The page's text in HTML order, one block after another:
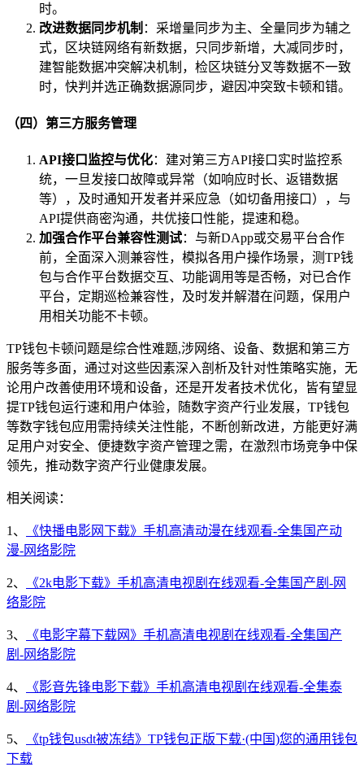
时。
改进数据同步机制 ：采增量同步为主、全量同步为辅之
式，区块链网络有新数据，只同步新增，大减同步时，
建智能数据冲突解决机制，检区块链分叉等数据不一致
时，快判并选正确数据源同步，避因冲突致卡顿和错。
（四）第三方服务管理
API接口监控与优化：建对第三方API接口实时监控系
统，一旦发接口故障或异常（如响应时长、返错数据
等），及时通知开发者并采应急（如切备用接口），与
API提供商密沟通，共优接口性能，提速和稳。
加强合作平台兼容性测试：与新DApp或交易平台合作
前，全面深入测兼容性，模拟各用户操作场景，测TP钱
包与合作平台数据交互、功能调用等是否畅，对已合作
平台，定期巡检兼容性，及时发并解潜在问题，保用户
用相关功能不卡顿。
TP钱包卡顿问题是综合性难题,涉网络、设备、数据和第三方
服务等多面，通过对这些因素深入剖析及针对性策略实施，无
论用户改善使用环境和设备，还是开发者技术优化，皆有望显
提TP钱包运行速和用户体验，随数字资产行业发展，TP钱包
等数字钱包应用需持续关注性能，不断创新改进，方能更好满
足用户对安全、便捷数字资产管理之需，在激烈市场竞争中保
领先，推动数字资产行业健康发展。
相关阅读：
1、
《快播电影网下载》手机高清动漫在线观看-全集国产动
漫-网络影院
2、
《2k电影下载》手机高清电视剧在线观看-全集国产剧-网
络影院
3、
《电影字幕下载网》手机高清电视剧在线观看-全集国产
剧-网络影院
4、
《影音先锋电影下载》手机高清电视剧在线观看-全集泰
剧-网络影院
5、
《tp钱包usdt被冻结》TP钱包正版下载·(中国)您的通用钱包
下载